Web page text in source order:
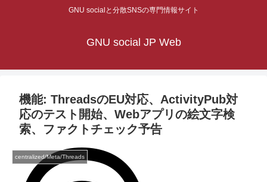
GNU socialと分散SNSの専門情報サイト
GNU social JP Web
機能: ThreadsのEU対応、ActivityPub対
応のテスト開始、Webアプリの絵文字検
索、ファクトチェック予告
centralized/Meta/Threads